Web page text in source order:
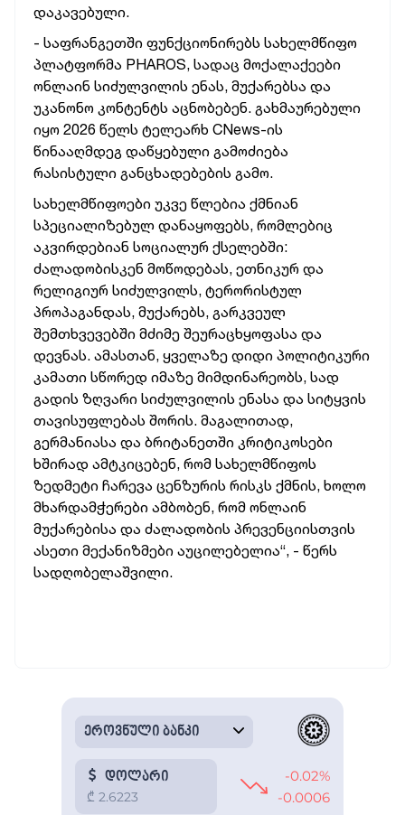
დაკავებული.
- საფრანგეთში ფუნქციონირებს სახელმწიფო
პლატფორმა PHAROS, სადაც მოქალაქეები
ონლაინ სიძულვილის ენას, მუქარებსა და
უკანონო კონტენტს აცნობებენ. გახმაურებული
იყო 2026 წელს ტელეარხ CNews-ის
წინააღმდეგ დაწყებული გამოძიება
რასისტული განცხადებების გამო.
სახელმწიფოები უკვე წლებია ქმნიან
სპეციალიზებულ დანაყოფებს, რომლებიც
აკვირდებიან სოციალურ ქსელებში:
ძალადობისკენ მოწოდებას, ეთნიკურ და
რელიგიურ სიძულვილს, ტერორისტულ
პროპაგანდას, მუქარებს, გარკვეულ
შემთხვევებში მძიმე შეურაცხყოფასა და
დევნას. ამასთან, ყველაზე დიდი პოლიტიკური
კამათი სწორედ იმაზე მიმდინარეობს, სად
გადის ზღვარი სიძულვილის ენასა და სიტყვის
თავისუფლებას შორის. მაგალითად,
გერმანიასა და ბრიტანეთში კრიტიკოსები
ხშირად ამტკიცებენ, რომ სახელმწიფოს
ზედმეტი ჩარევა ცენზურის რისკს ქმნის, ხოლო
მხარდამჭერები ამბობენ, რომ ონლაინ
მუქარებისა და ძალადობის პრევენციისთვის
ასეთი მექანიზმები აუცილებელია“, - წერს
სადღობელაშვილი.